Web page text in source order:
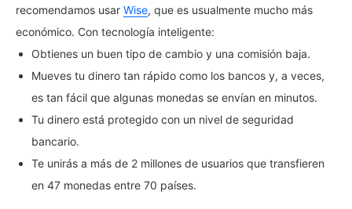
recomendamos usar Wise, que es usualmente mucho más
económico. Con tecnología inteligente:
Obtienes un buen tipo de cambio y una comisión baja.
Mueves tu dinero tan rápido como los bancos y, a veces,
es tan fácil que algunas monedas se envían en minutos.
Tu dinero está protegido con un nivel de seguridad
bancario.
Te unirás a más de 2 millones de usuarios que transfieren
en 47 monedas entre 70 países.